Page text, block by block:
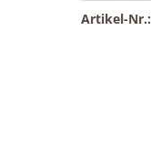
Artikel-Nr.: